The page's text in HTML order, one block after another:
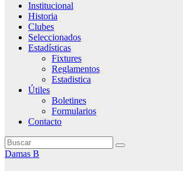
Institucional
Historia
Clubes
Seleccionados
Estadísticas
Fixtures
Reglamentos
Estadistica
Útiles
Boletines
Formularios
Contacto
Damas B